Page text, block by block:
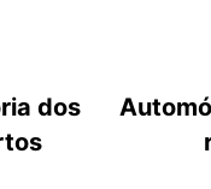
dos